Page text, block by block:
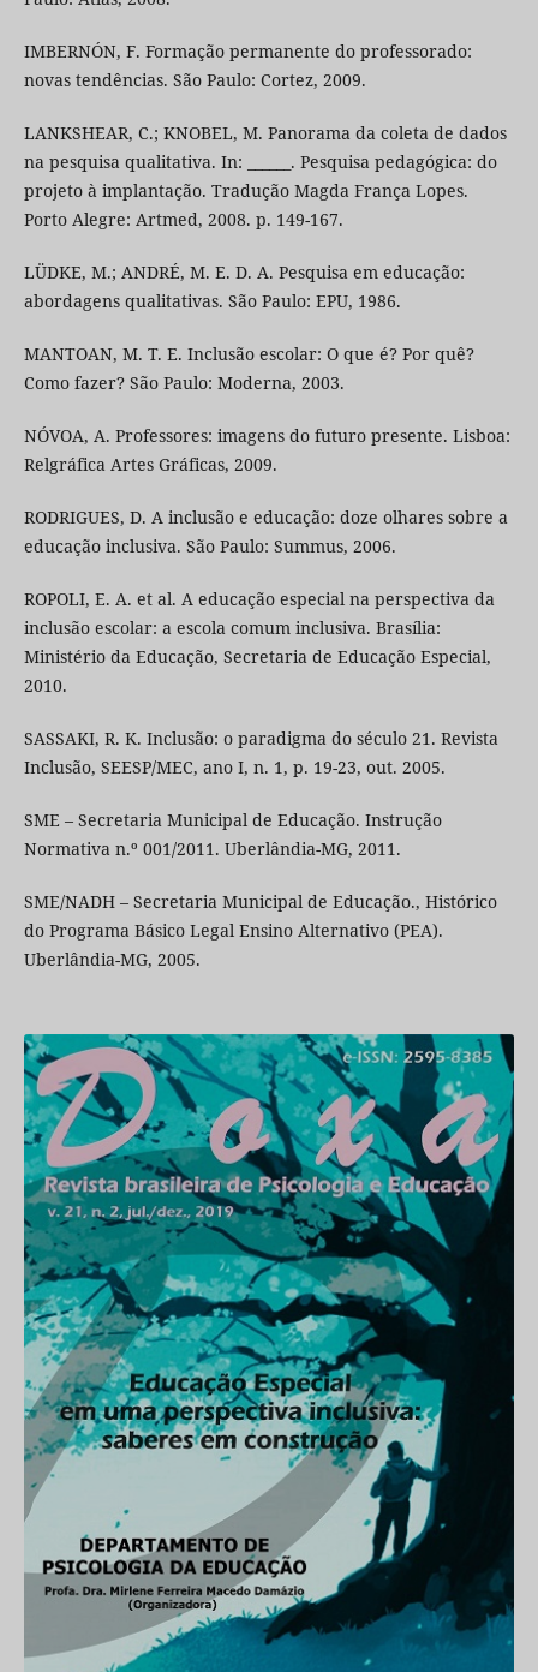
IMBERNÓN, F. Formação permanente do professorado:
novas tendências. São Paulo: Cortez, 2009.
LANKSHEAR, C.; KNOBEL, M. Panorama da coleta de dados
na pesquisa qualitativa. In: ______. Pesquisa pedagógica: do
projeto à implantação. Tradução Magda França Lopes.
Porto Alegre: Artmed, 2008. p. 149-167.
LÜDKE, M.; ANDRÉ, M. E. D. A. Pesquisa em educação:
abordagens qualitativas. São Paulo: EPU, 1986.
MANTOAN, M. T. E. Inclusão escolar: O que é? Por quê?
Como fazer? São Paulo: Moderna, 2003.
NÓVOA, A. Professores: imagens do futuro presente. Lisboa:
Relgráfica Artes Gráficas, 2009.
RODRIGUES, D. A inclusão e educação: doze olhares sobre a
educação inclusiva. São Paulo: Summus, 2006.
ROPOLI, E. A. et al. A educação especial na perspectiva da
inclusão escolar: a escola comum inclusiva. Brasília:
Ministério da Educação, Secretaria de Educação Especial,
2010.
SASSAKI, R. K. Inclusão: o paradigma do século 21. Revista
Inclusão, SEESP/MEC, ano I, n. 1, p. 19-23, out. 2005.
SME – Secretaria Municipal de Educação. Instrução
Normativa n.º 001/2011. Uberlândia-MG, 2011.
SME/NADH – Secretaria Municipal de Educação., Histórico
do Programa Básico Legal Ensino Alternativo (PEA).
Uberlândia-MG, 2005.